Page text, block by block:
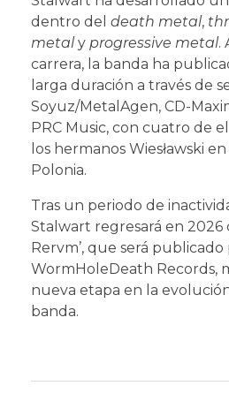
dentro del death metal,
metal y progressive metal.
carrera, la banda ha
larga duración a través de
Soyuz/MetalAgen, CD-
PRC Music, con cuatro de
los hermanos Wiesławski
Polonia.
Tras un periodo de
Stalwart regresará en 2026
Rervm’, que será publicado
WormHoleDeath Records,
nueva etapa en la
banda.